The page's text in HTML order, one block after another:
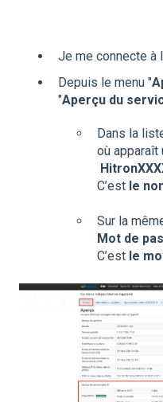
Je me connecte à
Depuis le menu "
"Aperçu du
Dans la
où apparaît
C’est le
Sur la
Mot de
C’est le